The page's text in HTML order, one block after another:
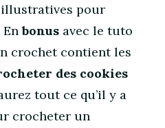
illustratives pour
Enbonus avec le tuto
crochet contient les
des cookies
tout ce qu’il y a
crocheter un